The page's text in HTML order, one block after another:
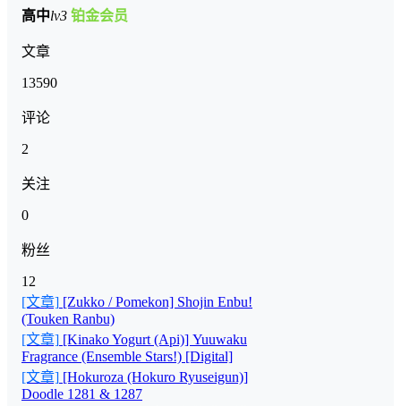
高中lv3 铂金会员
文章
13590
评论
2
关注
0
粉丝
12
[文章] [Zukko / Pomekon] Shojin Enbu!
(Touken Ranbu)
[文章] [Kinako Yogurt (Api)] Yuuwaku
Fragrance (Ensemble Stars!) [Digital]
[文章] [Hokuroza (Hokuro Ryuseigun)]
Doodle 1281 & 1287